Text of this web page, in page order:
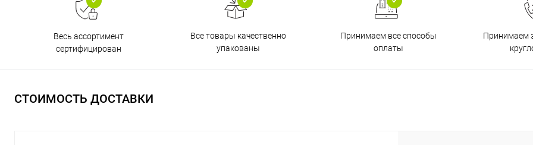
Весь ассортимент
сертифицирован
Все товары качественно
упакованы
Принимаем все способы
оплаты
Принимаем
СТОИМОСТЬ ДОСТАВКИ